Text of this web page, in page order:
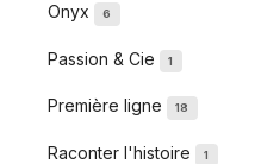
Onyx 6
Passion & Cie 1
Première ligne 18
Raconter l'histoire 1